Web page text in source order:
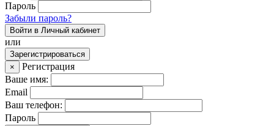
Пароль
Забыли пароль?
Войти в Личный кабинет
или
Зарегистрироваться
×
Регистрация
Ваше имя:
Email
Ваш телефон:
Пароль